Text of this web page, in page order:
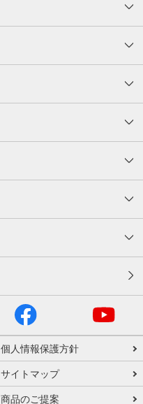
個人情報保護方針
サイトマップ
商品のご提案